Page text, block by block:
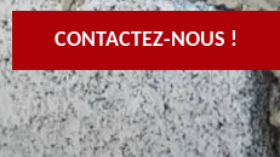
CONTACTEZ-NOUS !